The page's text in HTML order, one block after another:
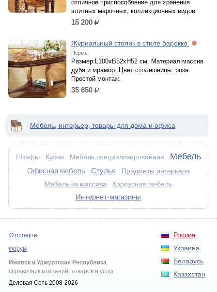
отличное приспособление для хранения
элитных марочных, коллекционных видов
15 200 р.
Журнальный столик в стиле барокко
Пермь
Размер:L100xB52xH52 см. Материал:массив
дуба и мрамор. Цвет столешницы: роза.
Простой монтаж.
35 650 р.
Мебель, интерьер, товары для дома и офиса
Шкафы Кухни Мебель специализированная Мебель
Офисная мебель Стулья
Предметы интерьера
Мебель из массива
Корпусная мебель
Интернет-магазины
Россия
Украина
Беларусь
Казахстан
О проекте
Форум
Ижевск и Удмуртская Республика
справочник компаний, товаров и услуг
Деловая Сеть 2008-2026